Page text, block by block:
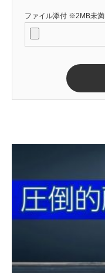
ファイル添付 ※2MB未満